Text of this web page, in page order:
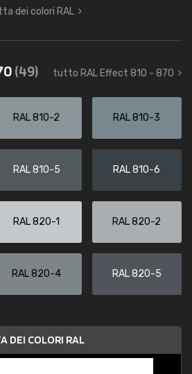
dei colori RAL
(49) tutto RAL Effect 810 - 870
RAL 810-2 RAL 810-3
RAL 810-5 RAL 810-6
RAL 820-1 RAL 820-2
RAL 820-4 RAL 820-5
DEI COLORI RAL